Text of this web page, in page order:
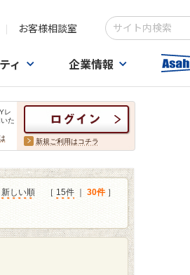
お客様相談室
検索キーワード入力
ィ 企業情報
レ
た
新規ご利用はコチラ
新しい順 ［ 15件 30件 ］